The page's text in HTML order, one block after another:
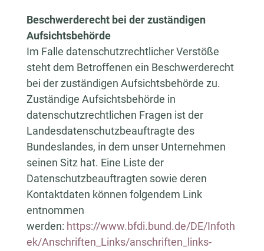
Beschwerderecht bei der zuständigen
Aufsichtsbehörde
Im Falle datenschutzrechtlicher Verstöße
steht dem Betroffenen ein Beschwerderecht
bei der zuständigen Aufsichtsbehörde zu.
Zuständige Aufsichtsbehörde in
datenschutzrechtlichen Fragen ist der
Landesdatenschutzbeauftragte des
Bundeslandes, in dem unser Unternehmen
seinen Sitz hat. Eine Liste der
Datenschutzbeauftragten sowie deren
Kontaktdaten können folgendem Link
entnommen
werden: https://www.bfdi.bund.de/DE/Infoth
ek/Anschriften_Links/anschriften_links-